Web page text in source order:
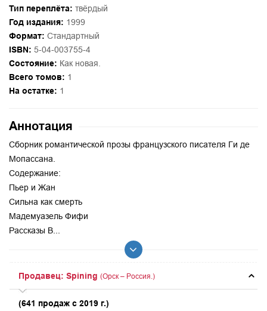
Тип переплёта: твёрдый
Год издания: 1999
Формат: Стандартный
ISBN: 5-04-003755-4
Состояние: Как новая.
Всего томов: 1
На остатке: 1
Аннотация
Сборник романтической прозы французского писателя Ги де
Мопассана.
Содержание:
Пьер и Жан
Сильна как смерть
Мадемуазель Фифи
Рассказы В...
Продавец: Spining (Орск – Россия.)
(641 продаж с 2019 г.)